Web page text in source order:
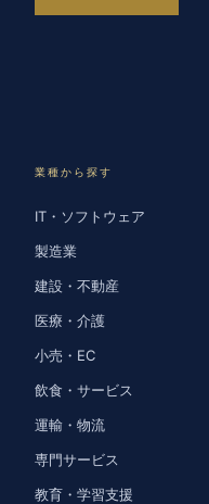
業種から探す
IT・ソフトウェア
製造業
建設・不動産
医療・介護
小売・EC
飲食・サービス
運輸・物流
専門サービス
教育・学習支援